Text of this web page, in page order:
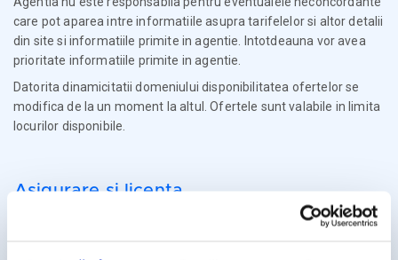
care pot aparea intre informatiile asupra tarifelelor si altor detalii
din site si informatiile primite in agentie. Intotdeauna vor avea
prioritate informatiile primite in agentie.
Datorita dinamicitatii domeniului disponibilitatea ofertelor se
modifica de la un moment la altul. Ofertele sunt valabile in limita
locurilor disponibile.
Asigurare si licenta
Agentia Travel Matters functioneaza sub Licenta de Turism nr.